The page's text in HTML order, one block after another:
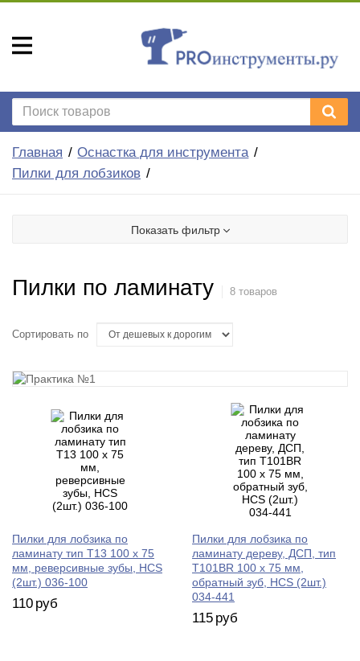
Главная
Оснастка для инструмента
Пилки для лобзиков
Показать фильтр
Пилки по ламинату 8 товаров
Сортировать по
Пилки для лобзика по
ламинату тип T13 100 х 75
мм, реверсивные зубы, HCS
(2шт.) 036-100
110 руб
Пилки для лобзика по
ламинату дереву, ДСП, тип
T101BR 100 х 75 мм,
обратный зуб, HCS (2шт.)
034-441
115 руб